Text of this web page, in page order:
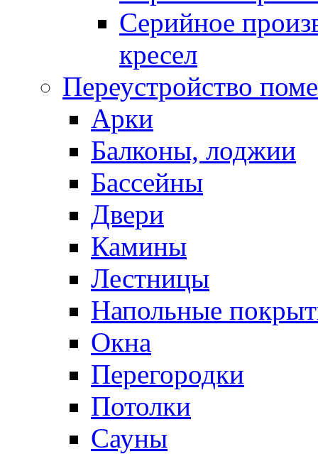
Серийное
кресел
Переустройство
Арки
Балконы, лоджии
Бассейны
Двери
Камины
Лестницы
Напольные
Окна
Перегородки
Потолки
Сауны